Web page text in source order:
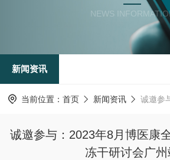
NEWS
新闻资讯
当前位置： 首页 新闻资讯 诚邀参与：2023
诚邀参与：2023年8月博医康
冻干研讨会广